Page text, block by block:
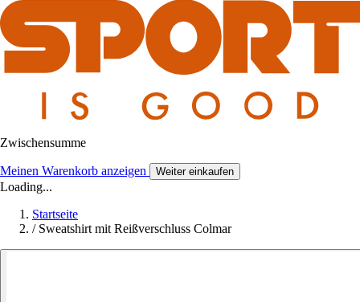
Zwischensumme
Meinen Warenkorb anzeigen Weiter einkaufen
Loading...
Startseite
/ Sweatshirt mit Reißverschluss Colmar